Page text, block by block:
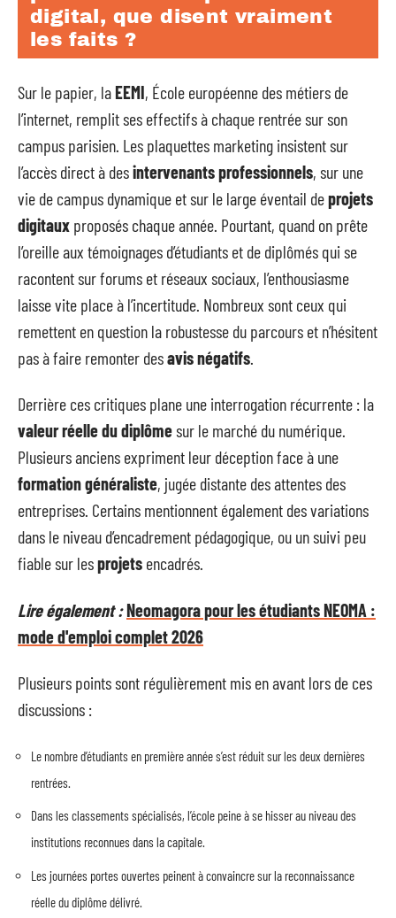
digital, que disent vraiment
les faits ?
Sur le papier, laEEMI, École européenne des métiers de
l’internet, remplit ses effectifs à chaque rentrée sur son
campus parisien. Les plaquettes marketing insistent sur
l’accès direct à desintervenants professionnels, sur une
vie de campus dynamique et sur le large éventail deprojets
digitaux proposés chaque année. Pourtant, quand on prête
l’oreille aux témoignages d’étudiants et de diplômés qui se
racontent sur forums et réseaux sociaux, l’enthousiasme
laisse vite place à l’incertitude. Nombreux sont ceux qui
remettent en question la robustesse du parcours et n’hésitent
pas à faire remonter desavis négatifs
Derrière ces critiques plane une interrogation récurrente : la
valeur réelle du diplômesur le marché du numérique.
Plusieurs anciens expriment leur déception face à une
formation généraliste, jugée distante des attentes des
entreprises. Certains mentionnent également des variations
dans le niveau d’encadrement pédagogique, ou un suivi peu
fiable sur lesprojets encadrés.
Lire également :Neomagora pour les étudiants NEOMA :
mode d'emploi complet 2026
Plusieurs points sont régulièrement mis en avant lors de ces
discussions :
Le nombre d’étudiants en première année s’est réduit sur les deux dernières
rentrées.
Dans les classements spécialisés, l’école peine à se hisser au niveau des
institutions reconnues dans la capitale.
Les journées portes ouvertes peinent à convaincre sur la reconnaissance
réelle du diplôme délivré.